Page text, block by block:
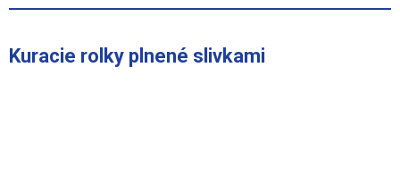
Kuracie rolky plnené slivkami